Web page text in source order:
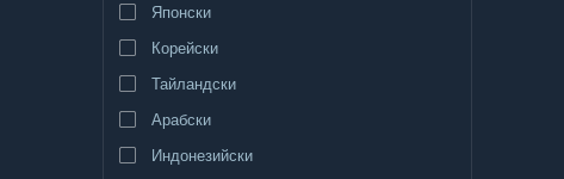
Японски
Корейски
Тайландски
Арабски
Индонезийски